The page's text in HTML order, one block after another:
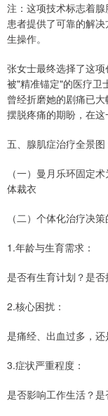
注：这项技术标志着
患者提供了可靠的解
生操作。
张女士最终选择了这
被"精准锚定"的医疗卫
曾经折磨她的剧痛已
摆脱疼痛的期盼，在这
五、腺肌症治疗全景图
（一）曼月乐环固定
体裁衣
（二）个体化治疗决
1.年龄与生育需求：
是否有生育计划？是否
2.核心困扰：
是痛经、出血过多，
3.症状严重程度：
是否影响工作生活？是